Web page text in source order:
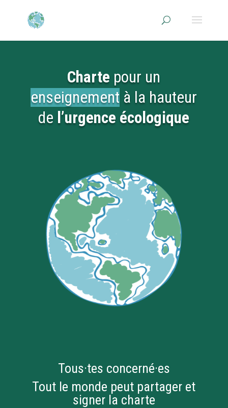
Charte pour un
enseignement à la hauteur
de l’urgence écologique
Tous·tes concerné·es
Tout le monde peut partager et
signer la charte